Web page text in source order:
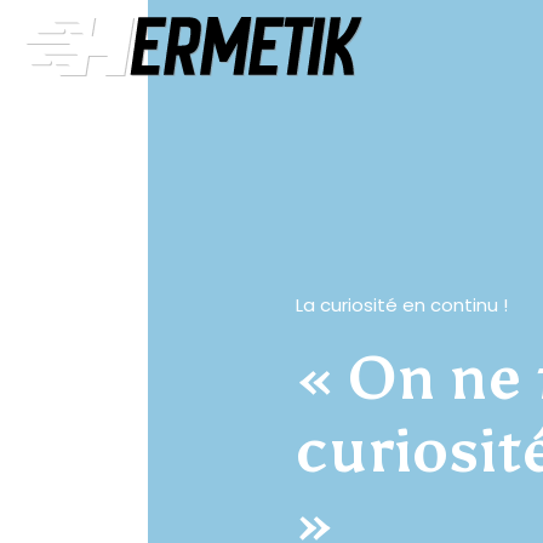
La curiosité en continu !
« On ne
»